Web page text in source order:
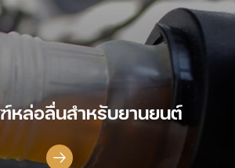
ล่อลื่นสำหรับยานยนต์